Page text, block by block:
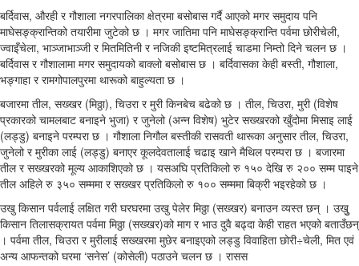
बर्दिवास, औरही र गौशाला नगरपालिका क्षेत्रमा बसोबास गर्दै आएको मगर समुदाय पनि
माघेसङ्क्रान्तिको तयारीमा जुटेको छ । मगर जातिमा पनि माघेसङ्क्रान्ति पर्वमा छोरीचेली,
ज्वाइँचेला, भाञ्जाभाञ्जी र मितमितिनी र नजिकी इष्टमित्रलाई चाडमा निम्तो दिने चलन छ ।
बर्दिवास र गौशालामा मगर समुदायको बाक्लो बसोबास छ । बर्दिवासका केही बस्ती, गौशाला,
भङ्गाहा र रामगोपालपुरमा थारूको बाहुल्यता छ ।
बजारमा तील, सख्खर (मिठ्ठा), चिउरा र मुरी किनबेच बढेको छ । तील, चिउरा, मुरी (विशेष
प्रकारको चामलबाट बनाइने भुजा) र जुनेलो (अन्न विशेष) भुटेर सख्खरको खुँदोमा मिसाइ लाई
(लड्डु) बनाइने परम्परा छ । गौशाला निगौल बस्तीकी रासवती थारूका अनुसार तील, चिउरा,
जुनेलो र मुरीका लाई (लड्डु) बनाएर कूलदेवतालाई चढाइ खाने मैथिल परम्परा छ । बजारमा
तील र सख्खरको मूल्य आकाशिएको छ । यसअघि प्रतिकिलो रु १५० देखि रु २०० सम्म पाइने
तील अहिले रु ३५० सम्ममा र सख्खर प्रतिकिलो रु १०० सम्ममा बिक्री भइरहेको छ ।
उखु किसान पर्वलाई लक्षित गरी घरघरमा उखु पेलेर मिठ्ठा (सख्खर) बनाउन व्यस्त छन् । उखुु
किसान तिलासक्रायत पर्वमा मिठ्ठा (सख्खर)को माग र भाउ दुवै बढ्दा केही राहत भएको बताउँछन्
। पर्वमा तील, चिउरा र मुरीलाई सख्खरमा मुछेर बनाइएको लड्डु विवाहिता छोरी÷चेली, मित एवं
अन्य आफन्तको घरमा ‘सनेस’ (कोसेली) पठाउने चलन छ । रासस